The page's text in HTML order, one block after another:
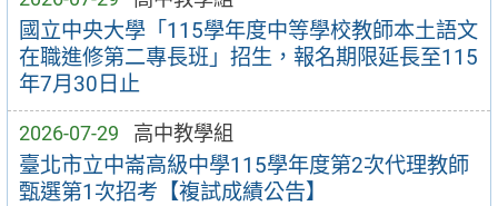
國立中央大學「115學年度中等學校教師本土語文
在職進修第二專長班」招生，報名期限延長至115
年7月30日止
2026-07-29 高中教學組
臺北市立中崙高級中學115學年度第2次代理教師
甄選第1次招考【複試成績公告】